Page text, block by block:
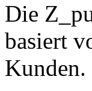
Die
basiert
Kunden.